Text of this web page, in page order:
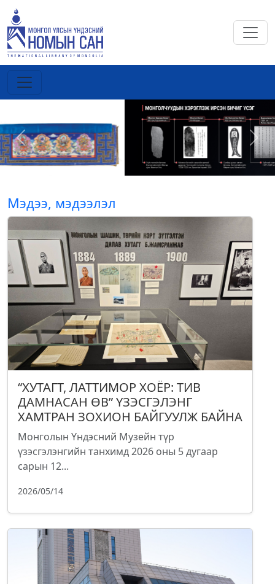
Previous Next
Мэдээ, мэдээлэл
“ХУТАГТ, ЛАТТИМОР ХОЁР: ТИВ
ДАМНАСАН ӨВ” ҮЗЭСГЭЛЭНГ
ХАМТРАН ЗОХИОН БАЙГУУЛЖ БАЙНА
Монголын Үндэсний Музейн түр
үзэсгэлэнгийн танхимд 2026 оны 5 дугаар
сарын 12...
2026/05/14